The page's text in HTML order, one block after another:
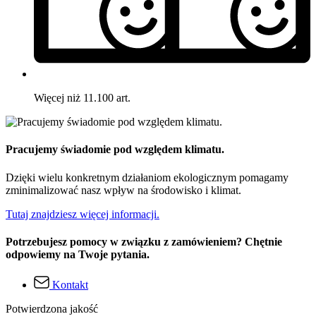
Więcej niż 11.100 art.
Pracujemy świadomie pod względem klimatu.
Dzięki wielu konkretnym działaniom ekologicznym pomagamy
zminimalizować nasz wpływ na środowisko i klimat.
Tutaj znajdziesz więcej informacji.
Potrzebujesz pomocy w związku z zamówieniem? Chętnie
odpowiemy na Twoje pytania.
Kontakt
Potwierdzona jakość